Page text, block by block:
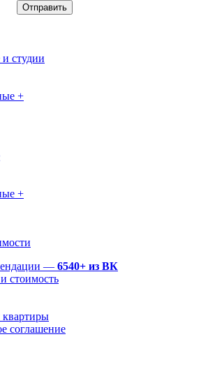
Отправить
студии
+
+
— 6540+ из ВК
стоимость
квартиры
соглашение